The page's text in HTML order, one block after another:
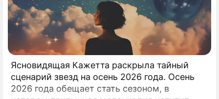
Ясновидящая Кажетта раскрыла тайный
сценарий звезд на осень 2026 года. Осень
2026 года обещает стать сезоном, в